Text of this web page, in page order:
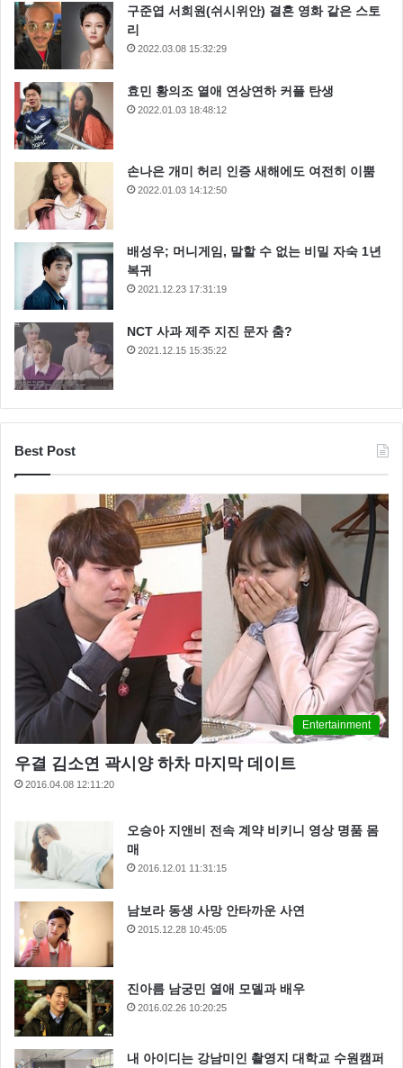
당연히 안아깝죠 가족인데
그런데 이야기를 듣고 있던 신동엽이 이런 이야기를 했
그런 얘기를 한다는 건 부모님 입장에서는… 그건 지옥
이야 지옥 그런데 그렇게 말씀하실 정도라며 정말…” 이
라며 말을 잇지 못했습니다.
구준엽 서희원(쉬시위안) 결혼 영화 같은 스토
리
2022.03.08 15:32:29
효민 황의조 열애 연상연하 커플 탄생
2022.01.03 18:48:12
손나은 개미 허리 인증 새해에도 여전히 이뿜
2022.01.03 14:12:50
배성우; 머니게임, 말할 수 없는 비밀 자숙 1년
복귀
2021.12.23 17:31:19
NCT 사과 제주 지진 문자 춤?
2021.12.15 15:35:22
Best Post
Entertainment
우결 김소연 곽시양 하차 마지막 데이트
2016.04.08 12:11:20
오승아 지앤비 전속 계약 비키니 영상 명품 몸
매
2016.12.01 11:31:15
남보라 동생 사망 안타까운 사연
2015.12.28 10:45:05
진아름 남궁민 열애 모델과 배우
2016.02.26 10:20:25
내 아이디는 강남미인 촬영지 대학교 수원캠퍼